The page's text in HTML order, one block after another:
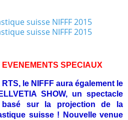
EVENEMENTS SPECIAUX
le NIFFF aura également le
SHOW, un spectacle
basé sur la projection de la
suisse ! Nouvelle venue